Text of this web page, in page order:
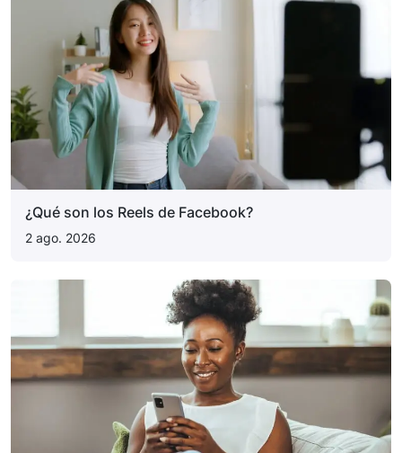
¿Qué son los Reels de Facebook?
2 ago. 2026